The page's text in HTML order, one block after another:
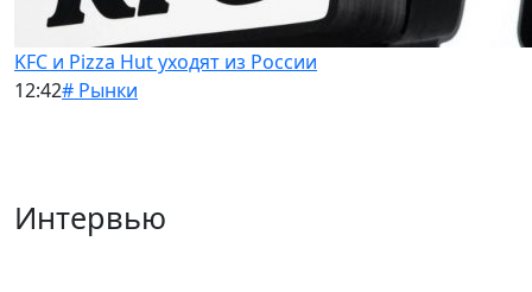
KFC и Pizza Hut уходят из России
12:42# Рынки
Интервью